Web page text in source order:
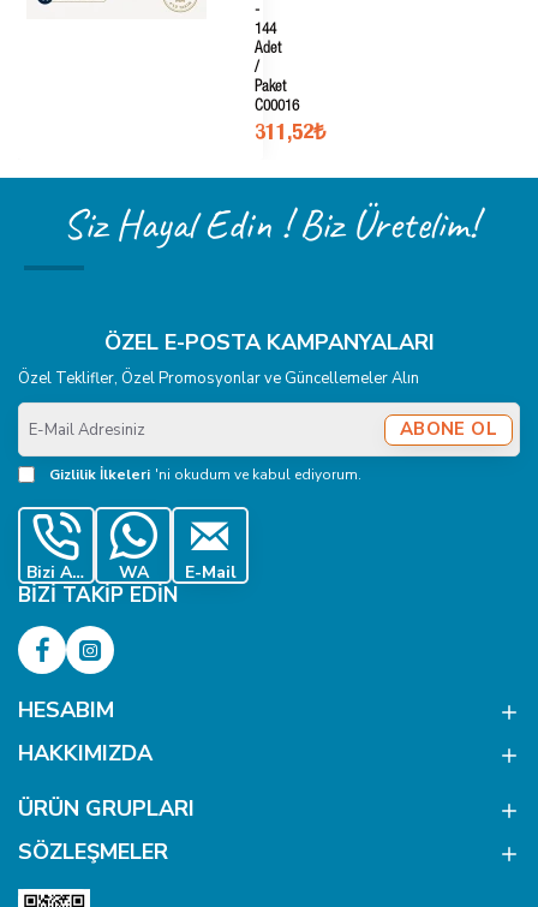
-
144
Adet
/
Paket
C00016
311,52₺
Siz Hayal Edin ! Biz Üretelim!
ÖZEL E-POSTA KAMPANYALARI
Özel Teklifler, Özel Promosyonlar ve Güncellemeler Alın
E-
Mail
Adresiniz
ABONE OL
Gizlilik İlkeleri 'ni okudum ve kabul ediyorum.
Bizi Ara WA E-Mail
BIZI TAKIP EDIN
HESABIM
HAKKIMIZDA
ÜRÜN GRUPLARI
SÖZLEŞMELER